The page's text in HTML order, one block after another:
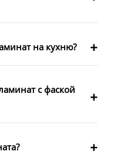
на кухню?
с фаской